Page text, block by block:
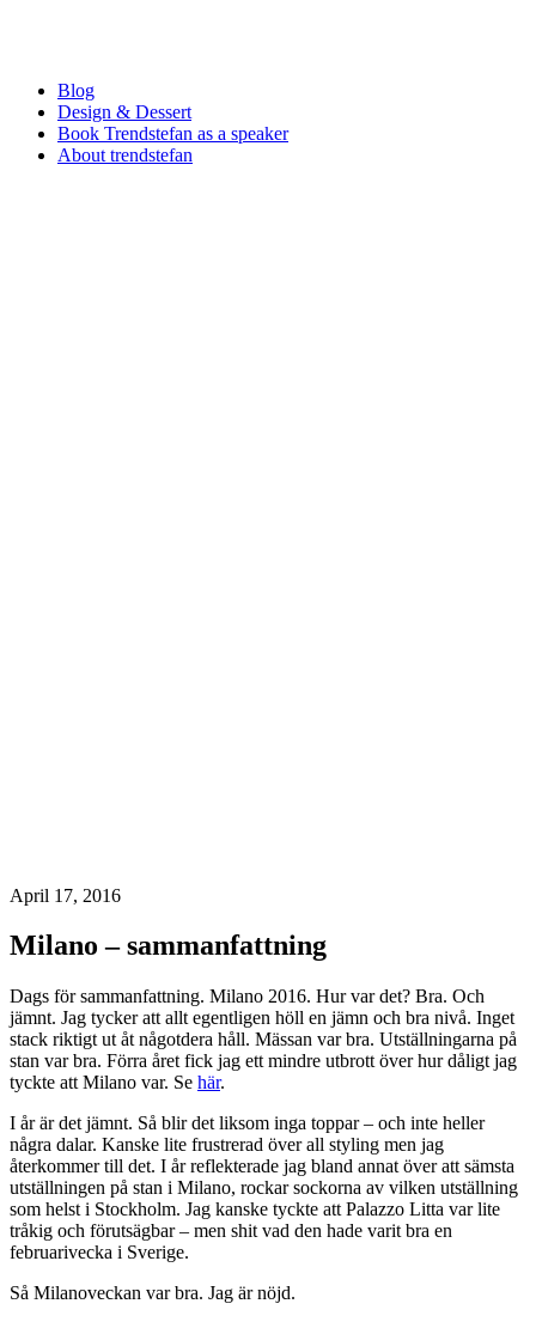
Blog
Design & Dessert
Book Trendstefan as a speaker
About trendstefan
April 17, 2016
Milano – sammanfattning
Dags för sammanfattning. Milano 2016. Hur var det? Bra. Och
jämnt. Jag tycker att allt egentligen höll en jämn och bra nivå. Inget
stack riktigt ut åt någotdera håll. Mässan var bra. Utställningarna på
stan var bra. Förra året fick jag ett mindre utbrott över hur dåligt jag
tyckte att Milano var. Se här.
I år är det jämnt. Så blir det liksom inga toppar – och inte heller
några dalar. Kanske lite frustrerad över all styling men jag
återkommer till det. I år reflekterade jag bland annat över att sämsta
utställningen på stan i Milano, rockar sockorna av vilken utställning
som helst i Stockholm. Jag kanske tyckte att Palazzo Litta var lite
tråkig och förutsägbar – men shit vad den hade varit bra en
februarivecka i Sverige.
Så Milanoveckan var bra. Jag är nöjd.